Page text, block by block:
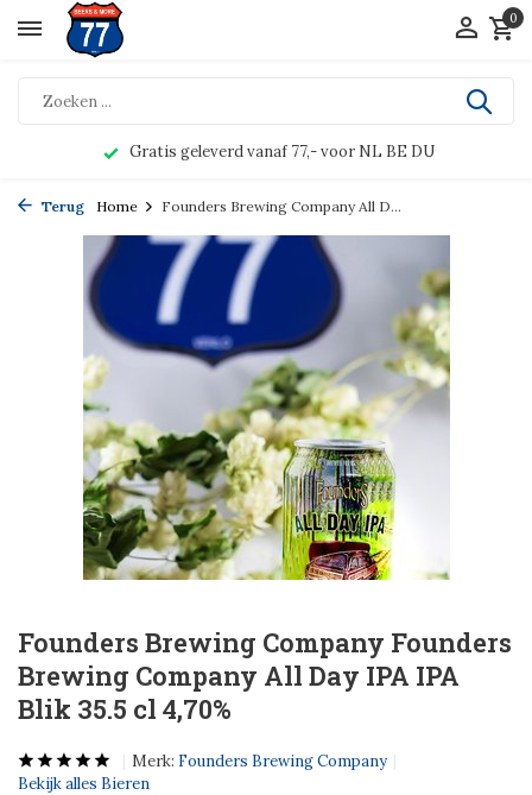
0
Gratis geleverd vanaf 77,- voor NL BE DU
Terug Home Founders Brewing Company All D...
Founders Brewing Company Founders
Brewing Company All Day IPA IPA
Blik 35.5 cl 4,70%
Merk: Founders Brewing Company
Bekijk alles Bieren